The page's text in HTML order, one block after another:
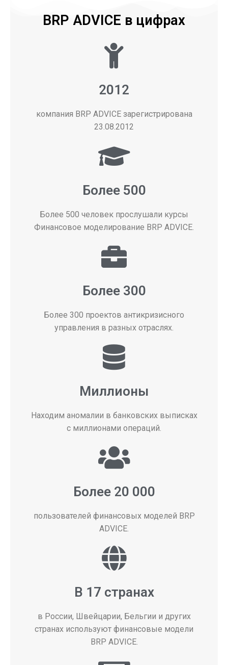
BRP ADVICE в цифрах
2012
компания BRP ADVICE зарегистрирована
23.08.2012
Более 500
Более 500 человек прослушали курсы
Финансовое моделирование BRP ADVICE.
Более 300
Более 300 проектов антикризисного
управления в разных отраслях.
Миллионы
Находим аномалии в банковских выписках
с миллионами операций.
Более 20 000
пользователей финансовых моделей BRP
ADVICE.
В 17 странах
в России, Швейцарии, Бельгии и других
странах используют финансовые модели
BRP ADVICE.